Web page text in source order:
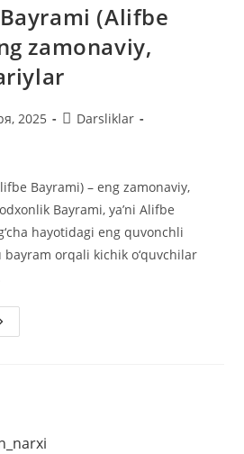
(Alifbe
zamonaviy,
2025
Рубрика
Darsliklar
Bayrami) – eng zamonaviy,
Bayrami, ya’ni Alifbe
hayotidagi eng quvonchli
orqali kichik o‘quvchilar